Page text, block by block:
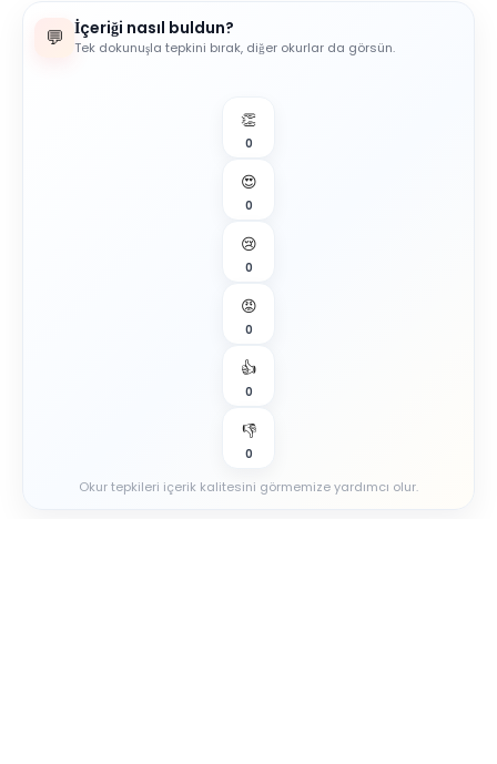
💬 İçeriği nasıl buldun?
Tek dokunuşla tepkini bırak, diğer okurlar da görsün.
👏
0
😍
0
😢
0
😡
0
👍
0
👎
0
Okur tepkileri içerik kalitesini görmemize yardımcı olur.